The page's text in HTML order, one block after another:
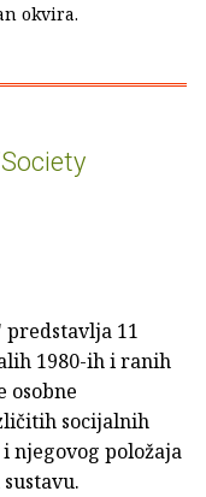
okvira.
predstavlja 11
1980-ih i ranih
osobne
socijalnih
njegovog položaja